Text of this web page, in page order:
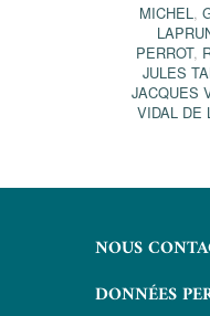
MICHEL ,
PERROT,
JULES
JACQUES
VIDAL DE
NOUS
DONNÉES